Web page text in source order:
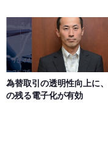
サイトのサービス内
第７条（個人情報の
当社は、会員の個人
「プライバシーポリ
為替取引の透明性向上に
の残る電子化が有効